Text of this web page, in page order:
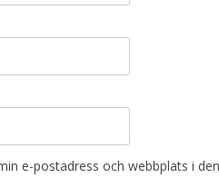
e-postadress och webbplats i